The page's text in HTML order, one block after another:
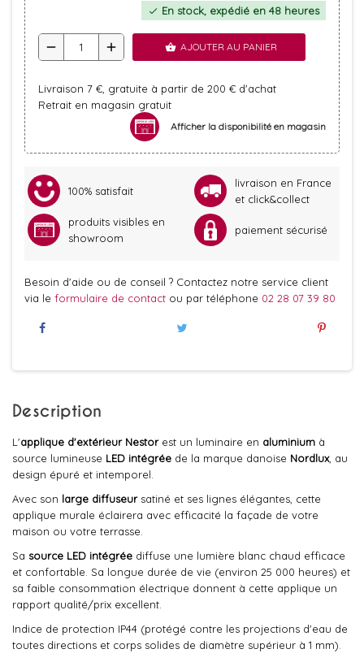
check En stock, expédié en 48 heures
remove add shopping_basket AJOUTER AU PANIER
Livraison 7 €, gratuite à partir de 200 € d'achat
Retrait en magasin gratuit
Afficher la disponibilité en magasin
100% satisfait
livraison en France
et click&collect
produits visibles en
showroom
paiement sécurisé
Besoin d'aide ou de conseil ? Contactez notre service client
via le formulaire de contact ou par téléphone 02 28 07 39 80
Description
L'applique d'extérieur Nestorest un luminaire en aluminium à
source lumineuse LED intégrée de la marque danoise Nordlux, au
design épuré et intemporel.
Avec son large diffuseursatiné et ses lignes élégantes, cette
applique murale éclairera avec efficacité la façade de votre
maison ou votre terrasse.
Sa source LED intégrée diffuse une lumière blanc chaud efficace
et confortable. Sa longue durée de vie (environ 25 000 heures) et
sa faible consommation électrique donnent à cette applique un
rapport qualité/prix excellent.
Indice de protection IP44 (protégé contre les projections d'eau de
toutes directions et corps solides de diamètre supérieur à 1 mm).